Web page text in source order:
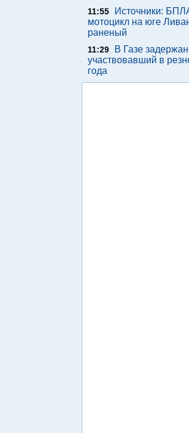
11:55
Источники:
мотоцикл на юге
раненый
11:29
В Газе
участвовавший в
года